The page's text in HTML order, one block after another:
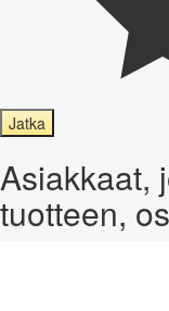
Jatka
Asiakkaat,
tuotteen,